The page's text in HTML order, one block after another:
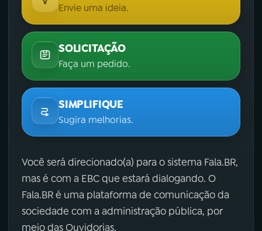
Envie uma ideia.
SOLICITAÇÃO
Faça um pedido.
SIMPLIFIQUE
Sugira melhorias.
Você será direcionado(a) para o sistema Fala.BR,
mas é com a EBC que estará dialogando. O
Fala.BR é uma plataforma de comunicação da
sociedade com a administração pública, por
meio das Ouvidorias.